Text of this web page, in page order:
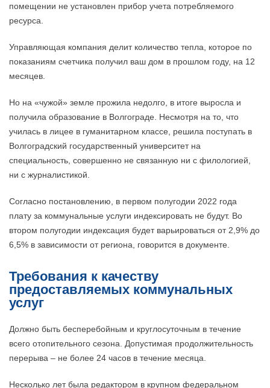
помещении не установлен прибор учета потребляемого
ресурса.
Управляющая компания делит количество тепла, которое по
показаниям счетчика получил ваш дом в прошлом году, на 12
месяцев.
Но на «чужой» земле прожила недолго, в итоге выросла и
получила образование в Волгограде. Несмотря на то, что
училась в лицее в гуманитарном классе, решила поступать в
Волгоградский государственный университет на
специальность, совершенно не связанную ни с филологией,
ни с журналистикой.
Согласно постановлению, в первом полугодии 2022 года
плату за коммунальные услуги индексировать не будут. Во
втором полугодии индексация будет варьироваться от 2,9% до
6,5% в зависимости от региона, говорится в документе.
Требования к качеству
предоставляемых коммунальных
услуг
Должно быть бесперебойным и круглосуточным в течение
всего отопительного сезона. Допустимая продолжительность
перерыва – не более 24 часов в течение месяца.
Несколько лет была редактором в крупном федеральном